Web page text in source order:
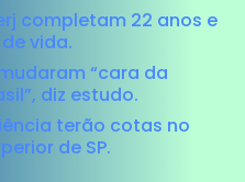
completam 22 anos e
vida.
“cara da
diz estudo.
terão cotas no
de SP.